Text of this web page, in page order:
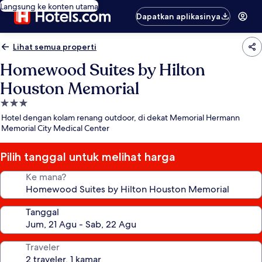
Langsung ke konten utama
Dapatkan aplikasinya
Lihat semua properti
Homewood Suites by Hilton
Houston Memorial
Properti
bintang
3.0
Hotel dengan kolam renang outdoor, di dekat Memorial Hermann
Memorial City Medical Center
Pilih tanggal untuk melihat harga
Ke mana?
Tanggal
Traveler